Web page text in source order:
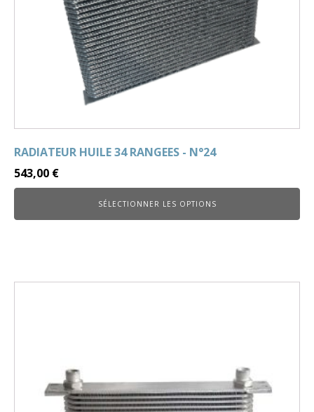
RADIATEUR HUILE 34 RANGEES - N°24
543,00 €
SÉLECTIONNER LES OPTIONS